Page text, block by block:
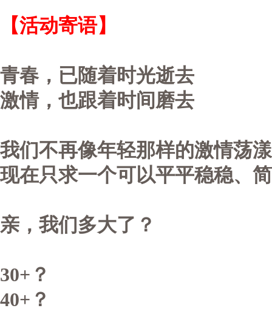
【活动寄语】
青春，已随着时光逝去
激情，也跟着时间磨去
我们不再像年轻那样的激情荡
现在只求一个可以平平稳稳、
亲，我们多大了？
30+？
40+？